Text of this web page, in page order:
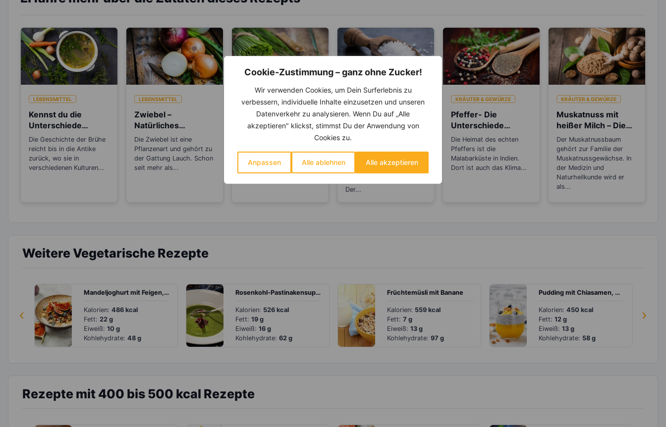
Cookie-Zustimmung – ganz ohne Zucker!
Wir verwenden Cookies, um Dein Surferlebnis zu
verbessern, individuelle Inhalte einzusetzen und unseren
Datenverkehr zu analysieren. Wenn Du auf „Alle
akzeptieren" klickst, stimmst Du der Anwendung von
Cookies zu.
Anpassen Alle ablehnen Alle akzeptieren
LEBENSMITTEL
Kennst du die
Unterschiede
zwischen Brühe,
Fond und Bouillon?
Die Geschichte der Brühe
reicht bis in die Antike
zurück, wo sie in
verschiedenen Kulturen...
LEBENSMITTEL
Zwiebel –
Natürliches
Antibiotikum und
„Wunder“-Heilmittel
Die Zwiebel ist eine
Pflanzenart und gehört zu
der Gattung Lauch. Schon
seit mehr als...
KRÄUTER & GEWÜRZE
Schnittlauch – Hilft
mit seiner
und Erkältungen
Schnittlauch, auch „Allium
ist ein Klassiker unter den
Kräutern. Er gehört zur
ABNEHMEN
KRÄUTER & GEWÜRZE
Salz – Die
Abnehmbremse
Salz ist ein
lebenswichtiger Stoff und
aus unserer Küche nicht
Der...
KRÄUTER & GEWÜRZE
Pfeffer- Die
Unterschiede
zwischen den
Sorten
Die Heimat des echten
Pfeffers ist die
Malabarküste in Indien.
Dort ist auch das Klima...
KRÄUTER & GEWÜRZE
Muskatnuss mit
heißer Milch – Die
natürliche
Einschlafhilfe
Der Muskatnussbaum
gehört zur Familie der
Muskatnussgewächse. In
der Medizin und
Naturheilkunde wird er
als...
Weitere Vegetarische Rezepte
‹ ›
Mandeljoghurt mit Feigen, Blaubeeren und Granola
Kalorien: 486 kcal
Fett: 22 g
Eiweiß: 10 g
Kohlehydrate: 48 g
Rosenkohl-Pastinakensuppe mit Chili
Kalorien: 526 kcal
Fett: 19 g
Eiweiß: 16 g
Kohlehydrate: 62 g
Früchtemüsli mit Banane
Kalorien: 559 kcal
Fett: 7 g
Eiweiß: 13 g
Kohlehydrate: 97 g
Pudding mit Chiasamen, Mango und Blaubeeren
Kalorien: 450 kcal
Fett: 12 g
Eiweiß: 13 g
Kohlehydrate: 58 g
Rezepte mit 400 bis 500 kcal Rezepte